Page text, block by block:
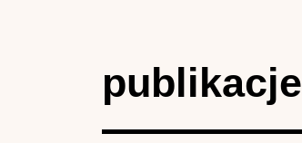
publikacje